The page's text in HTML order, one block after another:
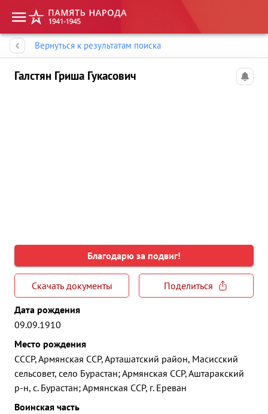
Вернуться к результатам поиска
Галстян Гриша Гукасович
Благодарю за подвиг!
Скачать документы
Поделиться
Дата рождения
09.09.1910
Место рождения
СССР, Армянская ССР, Арташатский район, Масисский
сельсовет, село Бурастан; Армянская ССР, Аштаракский
р-н, с. Бурастан; Армянская ССР, г. Ереван
Воинская часть
Память народа